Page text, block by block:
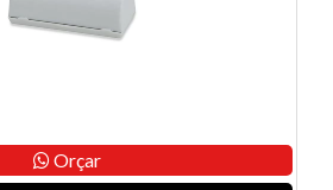
Orçar